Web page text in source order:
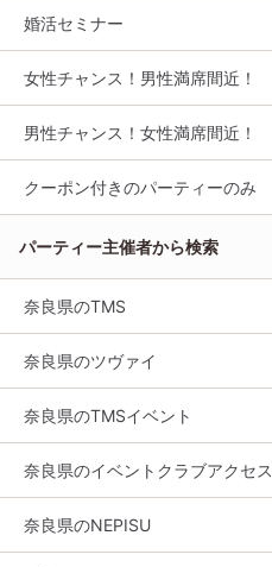
婚活セミナー
女性チャンス！男性満席間近！
男性チャンス！女性満席間近！
クーポン付きのパーティーのみ
パーティー主催者から検索
奈良県のTMS
奈良県のツヴァイ
奈良県のTMSイベント
奈良県のイベントクラブアクセス
奈良県のNEPISU